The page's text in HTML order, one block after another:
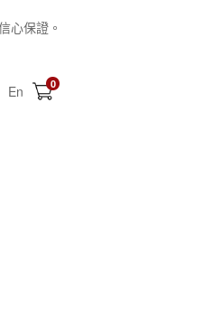
心保證。
En 0